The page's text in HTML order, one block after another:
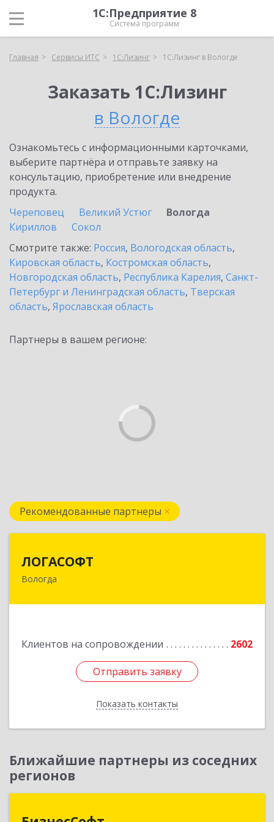
1С:Предприятие 8
Система программ
Главная Сервисы ИТС 1С:Лизинг 1С:Лизинг в Вологде
Заказать 1С:Лизинг
в Вологде
Ознакомьтесь с информационными карточками,
выберите партнёра и отправьте заявку на
консультацию, приобретение или внедрение
продукта.
Череповец
Великий Устюг
Вологда
Кириллов
Сокол
Смотрите также: Россия, Вологодская область,
Кировская область, Костромская область,
Новгородская область, Республика Карелия, Санкт-
Петербург и Ленинградская область, Тверская
область, Ярославская область
Партнеры в вашем регионе:
Рекомендованные партнеры
ЛОГАСОФТ
Вологда
Клиентов на сопровождении 2602
Отправить заявку
Показать контакты
160002, Вологодская обл, Вологда г, Гагарина
Отправить заявку
Назад
Ближайшие партнеры из соседних
регионов